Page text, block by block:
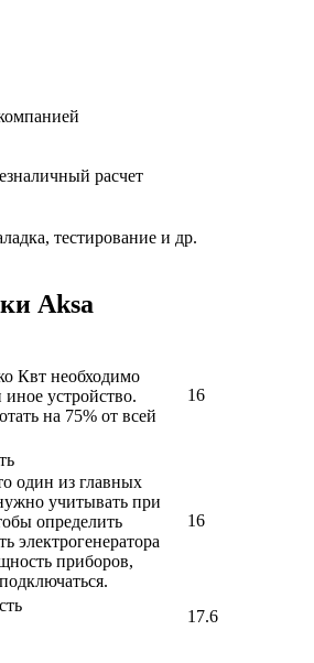
расчет
тестирование и др.
Aksa
Квт необходимо
устройство.
на 75% от всей
16
один из главных
учитывать при
определить
электрогенератора
приборов,
16
17.6